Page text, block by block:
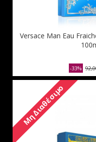
Versace Man Eau
-33%
Μη Διαθέσιμο